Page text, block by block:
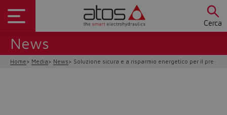
Cerca
News
Home Media News Soluzione sicura e a risparmio energetico per il pre-